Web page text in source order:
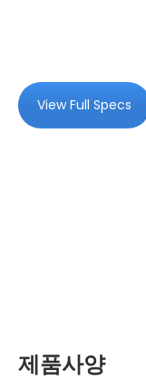
View Full Specs
제품사양